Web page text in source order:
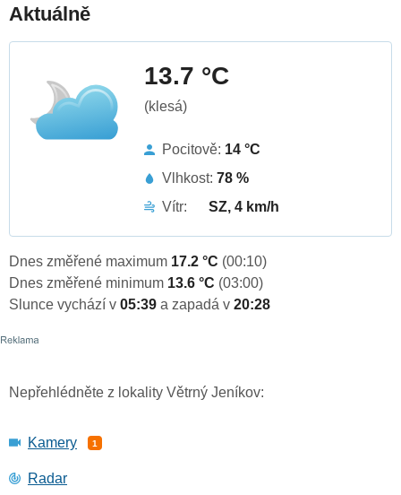
Aktuálně
13.7 °C
(klesá)
Pocitově: 14 °C
Vlhkost: 78 %
Vítr:
SZ, 4 km/h
Dnes změřené maximum 17.2 °C (00:10)
Dnes změřené minimum 13.6 °C (03:00)
Slunce vychází v 05:39 a zapadá v 20:28
Nepřehlédněte z lokality Větrný Jeníkov:
Kamery 1
Radar